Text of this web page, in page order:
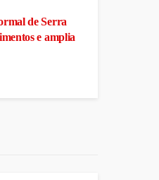
de Serra
e amplia